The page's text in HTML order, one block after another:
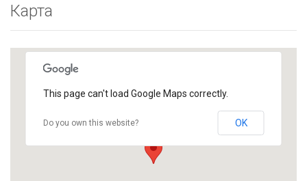
Карта
This page can't load Google Maps correctly.
Do you own this website? OK